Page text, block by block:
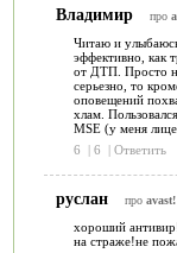
Владимир про
Читаю и
эффективно, как
от ДТП. Просто
серьезно, то
оповещений
хлам.
MSE (у меня
6
| 6 | Ответить
руслан про
хороший
на страже!не